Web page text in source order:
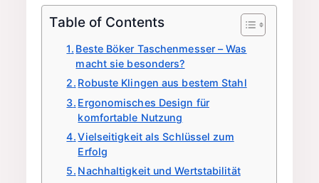
Erfahrung
Table of Contents
Beste Böker Taschenmesser – Was
macht sie besonders?
Robuste Klingen aus bestem Stahl
Ergonomisches Design für
komfortable Nutzung
Vielseitigkeit als Schlüssel zum
Erfolg
Nachhaltigkeit und Wertstabilität